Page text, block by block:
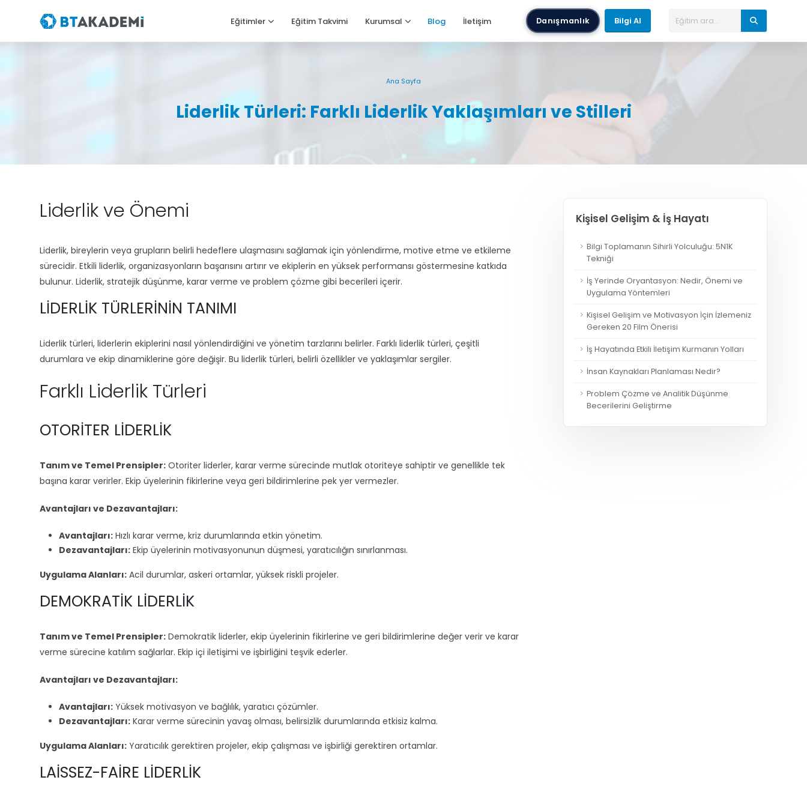
Eğitimler Eğitim Takvimi Kurumsal Blog İletişim Danışmanlık Bilgi Al
Liderlik Türleri: Farklı Liderlik Yaklaşımları ve Stilleri
Ana Sayfa
Kişisel Gelişim & İş Hayatı
Bilgi Toplamanın Sihirli Yolculuğu: 5N1K
Tekniği
İş Yerinde Oryantasyon: Nedir, Önemi ve
Uygulama Yöntemleri
Kişisel Gelişim ve Motivasyon İçin İzlemeniz
Gereken 20 Film Önerisi
İş Hayatında Etkili İletişim Kurmanın Yolları
İnsan Kaynakları Planlaması Nedir?
Problem Çözme ve Analitik Düşünme
Becerilerini Geliştirme
Liderlik ve Önemi
Liderlik, bireylerin veya grupların belirli hedeflere ulaşmasını sağlamak için yönlendirme, motive etme ve etkileme
sürecidir. Etkili liderlik, organizasyonların başarısını artırır ve ekiplerin en yüksek performansı göstermesine katkıda
bulunur. Liderlik, stratejik düşünme, karar verme ve problem çözme gibi becerileri içerir.
LIDERLIK TÜRLERININ TANIMI
Liderlik türleri, liderlerin ekiplerini nasıl yönlendirdiğini ve yönetim tarzlarını belirler. Farklı liderlik türleri, çeşitli
durumlara ve ekip dinamiklerine göre değişir. Bu liderlik türleri, belirli özellikler ve yaklaşımlar sergiler.
Farklı Liderlik Türleri
OTORITER LIDERLIK
Tanım ve Temel Prensipler: Otoriter liderler, karar verme sürecinde mutlak otoriteye sahiptir ve genellikle tek
başına karar verirler. Ekip üyelerinin fikirlerine veya geri bildirimlerine pek yer vermezler.
Avantajları ve Dezavantajları:
Avantajları: Hızlı karar verme, kriz durumlarında etkin yönetim.
Dezavantajları: Ekip üyelerinin motivasyonunun düşmesi, yaratıcılığın sınırlanması.
Uygulama Alanları: Acil durumlar, askeri ortamlar, yüksek riskli projeler.
DEMOKRATIK LIDERLIK
Tanım ve Temel Prensipler: Demokratik liderler, ekip üyelerinin fikirlerine ve geri bildirimlerine değer verir ve karar
verme sürecine katılım sağlarlar. Ekip içi iletişimi ve işbirliğini teşvik ederler.
Avantajları ve Dezavantajları:
Avantajları: Yüksek motivasyon ve bağlılık, yaratıcı çözümler.
Dezavantajları: Karar verme sürecinin yavaş olması, belirsizlik durumlarında etkisiz kalma.
Uygulama Alanları: Yaratıcılık gerektiren projeler, ekip çalışması ve işbirliği gerektiren ortamlar.
LAISSEZ-FAIRE LIDERLIK